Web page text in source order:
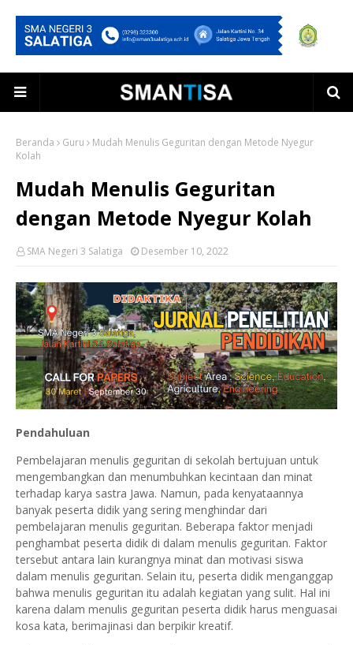
Beranda Guru
Mudah Menulis Geguritan dengan Metode Nyegur
Kolah
Mudah Menulis Geguritan
dengan Metode Nyegur Kolah
SMA Negeri 3 Salatiga Desember 10, 2022
Pendahuluan
Pembelajaran menulis geguritan di sekolah bertujuan untuk
mengembangkan dan menumbuhkan kecintaan dan minat
terhadap karya sastra Jawa. Namun, pada kenyataannya
banyak peserta didik yang sering menghindar dari
pembelajaran menulis geguritan. Beberapa faktor menjadi
penghambat peserta didik di dalam menulis geguritan. Faktor
tersebut antara lain kurangnya minat dan motivasi siswa
dalam menulis geguritan. Selain itu, peserta didik menganggap
bahwa menulis geguritan itu adalah kegiatan yang sulit. Hal ini
karena dalam menulis geguritan peserta didik harus menguasai
kosa kata, berimajinasi dan berpikir kreatif.